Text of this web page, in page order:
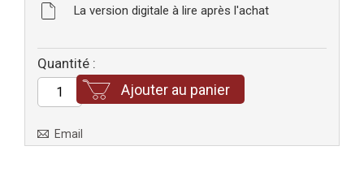
La version digitale à lire après l'achat
Quantité :
Ajouter au panier
Email